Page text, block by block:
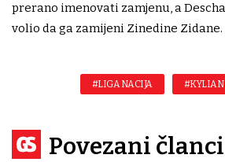
prerano imenovati zamjenu, a
volio da ga zamijeni Zinedine Zidane.
#LIGA NACIJA #KYLIAN
Povezani članci